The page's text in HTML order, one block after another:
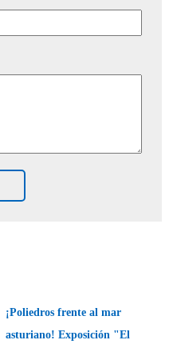
¡Poliedros frente al mar
asturiano! Exposición "El